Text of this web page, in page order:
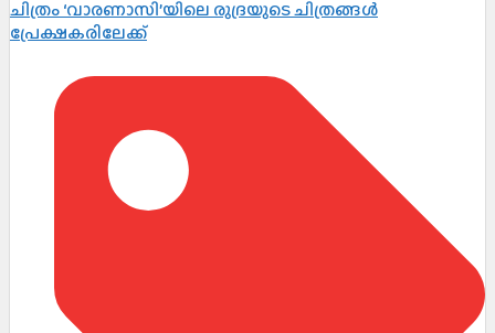
ചിത്രം ‘വാരണാസി’യിലെ രുദ്രയുടെ ചിത്രങ്ങൾ
പ്രേക്ഷകരിലേക്ക്